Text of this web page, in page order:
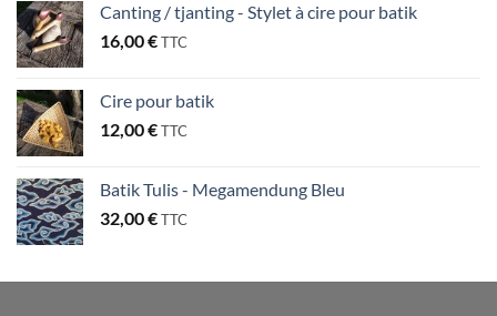
Canting / tjanting - Stylet à cire pour batik
16,00€TTC
Cire pour batik
12,00€TTC
Batik Tulis - Megamendung Bleu
32,00€TTC